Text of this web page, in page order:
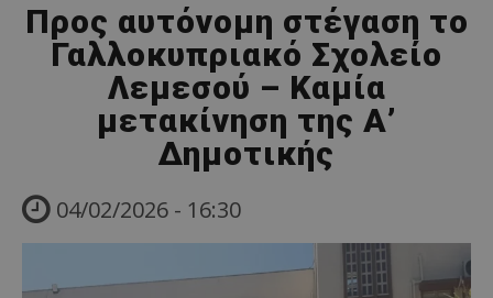
Προς αυτόνομη στέγαση το
Γαλλοκυπριακό Σχολείο
Λεμεσού – Καμία
μετακίνηση της Α’
Δημοτικής
04/02/2026 - 16:30